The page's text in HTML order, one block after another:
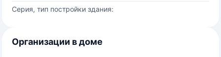
Серия, тип постройки здания:
Организации в доме